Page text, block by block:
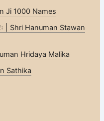
Ji 1000 Names
| Shri Hanuman Stawan
Hridaya Malika
Sathika